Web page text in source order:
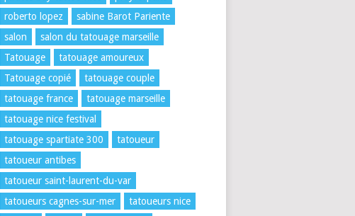
roberto lopez
sabine Barot Pariente
salon
salon du tatouage marseille
Tatouage
tatouage amoureux
Tatouage copié
tatouage couple
tatouage france
tatouage marseille
tatouage nice festival
tatouage spartiate 300
tatoueur
tatoueur antibes
tatoueur saint-laurent-du-var
tatoueurs cagnes-sur-mer
tatoueurs nice